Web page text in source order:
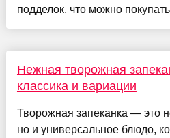
подделок, что можно
Нежная творожная
классика и вариации
Творожная запеканка — это
но и универсальное блюдо,